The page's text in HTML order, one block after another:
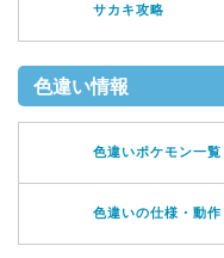
サカキ攻略
色違い情報
色違いポケモン一覧
色違いの仕様・動作